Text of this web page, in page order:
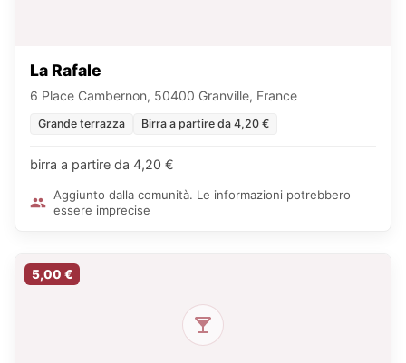
La Rafale
6 Place Cambernon, 50400 Granville, France
Grande terrazza Birra a partire da 4,20 €
birra a partire da 4,20 €
Aggiunto dalla comunità. Le informazioni potrebbero
essere imprecise
5,00 €